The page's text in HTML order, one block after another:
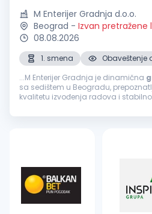
M Enterijer Gradnja d.o.o.
Beograd - Izvan pretražene
08.08.2026
1. smena
Obaveštenje
...M Enterijer Gradnja je dinamična
sa sedištem u Beogradu,
kvalitetu izvođenja radova i
kolegu/koleginicu...